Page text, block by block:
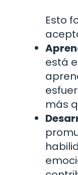
Esto
está
más